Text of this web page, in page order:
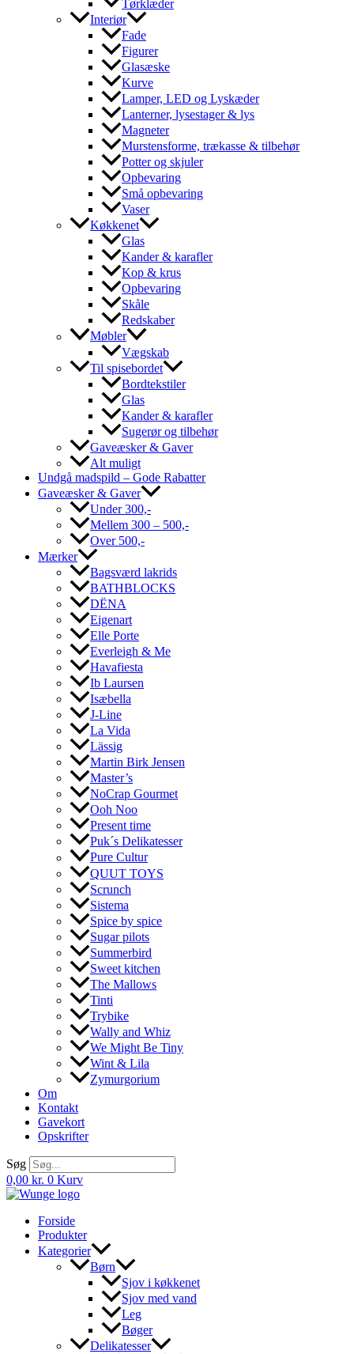
Tørklæder
Interiør
Fade
Figurer
Glasæske
Kurve
Lamper, LED og Lyskæder
Lanterner, lysestager & lys
Magneter
Murstensforme, trækasse & tilbehør
Potter og skjuler
Opbevaring
Små opbevaring
Vaser
Køkkenet
Glas
Kander & karafler
Kop & krus
Opbevaring
Skåle
Redskaber
Møbler
Vægskab
Til spisebordet
Bordtekstiler
Glas
Kander & karafler
Sugerør og tilbehør
Gaveæsker & Gaver
Alt muligt
Undgå madspild – Gode Rabatter
Gaveæsker & Gaver
Under 300,-
Mellem 300 – 500,-
Over 500,-
Mærker
Bagsværd lakrids
BATHBLOCKS
DËNA
Eigenart
Elle Porte
Everleigh & Me
Havafiesta
Ib Laursen
Isæbella
J-Line
La Vida
Lässig
Martin Birk Jensen
Master’s
NoCrap Gourmet
Ooh Noo
Present time
Puk´s Delikatesser
Pure Cultur
QUUT TOYS
Scrunch
Sistema
Spice by spice
Sugar pilots
Summerbird
Sweet kitchen
The Mallows
Tinti
Trybike
Wally and Whiz
We Might Be Tiny
Wint & Lila
Zymurgorium
Om
Kontakt
Gavekort
Opskrifter
Søg
0,00 kr. 0 Kurv
Forside
Produkter
Kategorier
Børn
Sjov i køkkenet
Sjov med vand
Leg
Bøger
Delikatesser